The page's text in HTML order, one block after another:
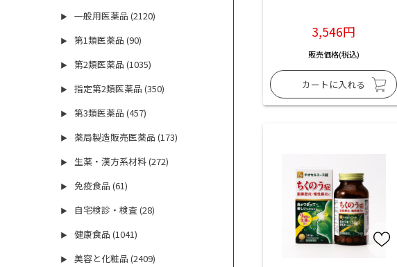
▶ 一般用医薬品 (2120)
▶ 第1類医薬品 (90)
▶ 第2類医薬品 (1035)
▶ 指定第2類医薬品 (350)
▶ 第3類医薬品 (457)
▶ 薬局製造販売医薬品 (173)
▶ 生薬・漢方系材料 (272)
▶ 免疫食品 (61)
▶ 自宅検診・検査 (28)
▶ 健康食品 (1041)
▶ 美容と化粧品 (2409)
3,546円
販売価格(税込)